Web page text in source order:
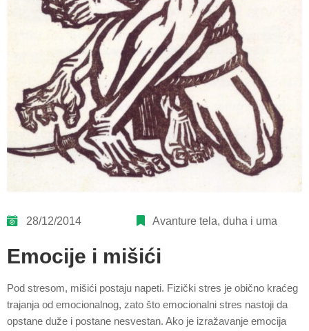
28/12/2014 Avanture tela, duha i uma
Emocije i mišići
Pod stresom, mišići postaju napeti. Fizički stres je obično kraćeg
trajanja od emocionalnog, zato što emocionalni stres nastoji da
opstane duže i postane nesvestan. Ako je izražavanje emocija